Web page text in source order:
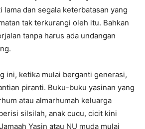
lama dan segala keterbatasan yang
tak terkurangi oleh itu. Bahkan
tanpa harus ada undangan
ini, ketika mulai berganti generasi,
piranti. Buku-buku yasinan yang
atau almarhumah keluarga
silsilah, anak cucu, cicit kini
Yasin atau NU muda mulai